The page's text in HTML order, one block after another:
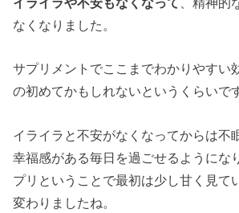
なくなりました。
サプリメントでここまでわかりやすい
の初めてかもしれないというくらいで
イライラと不安がなくなってからは不
幸福感がある毎日を過ごせるようにな
プリということで最初は少し甘く見て
変わりましたね。